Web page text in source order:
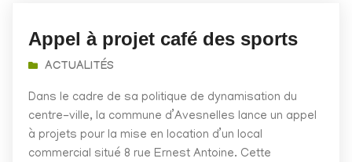
Appel à projet café des sports
ACTUALITÉS
Dans le cadre de sa politique de dynamisation du
centre-ville, la commune d’Avesnelles lance un appel
à projets pour la mise en location d’un local
commercial situé 8 rue Ernest Antoine. Cette